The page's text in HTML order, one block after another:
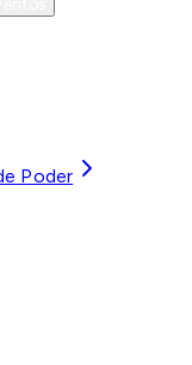
Poder